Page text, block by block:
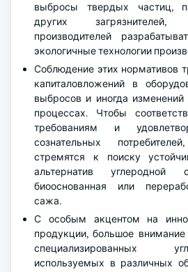
выбросы твердых частиц,
других
производителей
экологичные технологии
Соблюдение этих нормативов
капиталовложений в
выбросов и иногда
процессах. Чтобы
требованиям и
сознательных
стремятся к поиску
альтернатив
биооснованная или
сажа.
С особым акцентом на
продукции, большое
специализированных
используемых в различных